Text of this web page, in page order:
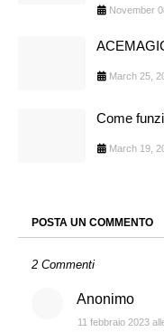
November
March 25,
Come
March 19,
POSTA UN COMMENTO
2 Commenti
Anonimo
11 febbraio 2023